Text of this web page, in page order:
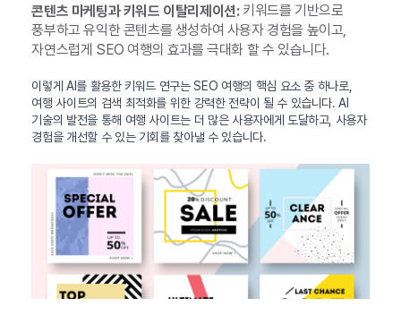
콘텐츠 마케팅과 키워드 이탈리제이션:키워드를 기반으로
풍부하고 유익한 콘텐츠를 생성하여 사용자 경험을 높이고,
자연스럽게 SEO 여행의 효과를 극대화 할 수 있습니다.
이렇게 AI를 활용한 키워드 연구는 SEO 여행의 핵심 요소 중 하나로,
여행 사이트의 검색 최적화를 위한 강력한 전략이 될 수 있습니다. AI
기술의 발전을 통해 여행 사이트는 더 많은 사용자에게 도달하고, 사용자
경험을 개선할 수 있는 기회를 찾아낼 수 있습니다.